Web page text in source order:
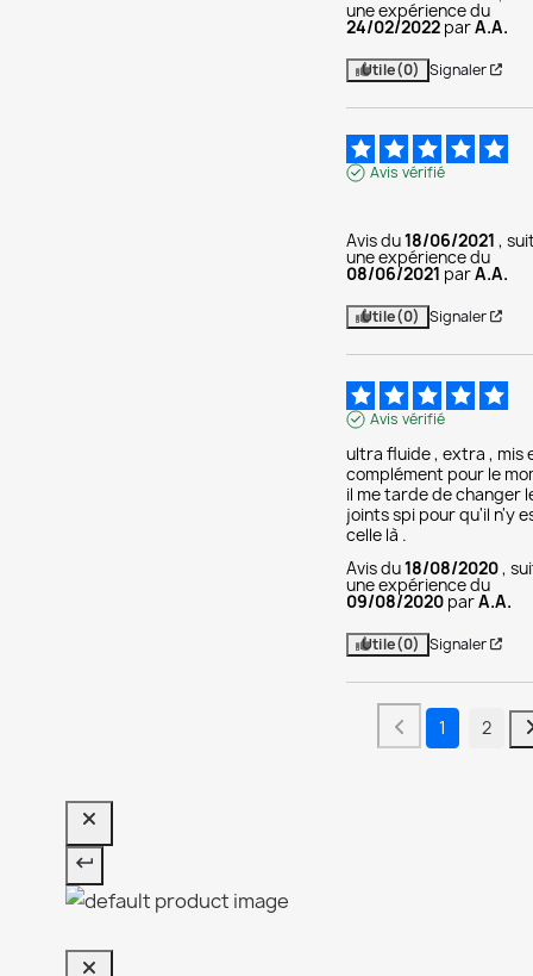
une expérience du
24/02/2022 parA.A.
Utile(0) Signaler
Avis vérifié
Avis du18/06/2021 ,
une expérience du
08/06/2021 parA.A.
Utile(0) Signaler
Avis vérifié
ultra fluide , extra , mis
complément pour le
il me tarde de changer
joints spi pour qu'il n'y
celle là .
Avis du18/08/2020 ,
une expérience du
09/08/2020 parA.A.
Utile(0) Signaler
1 2